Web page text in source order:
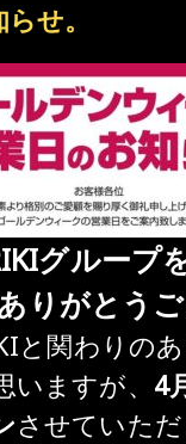
せ。
グループ
りがとう
と関わりの
ますが、 4
させていた